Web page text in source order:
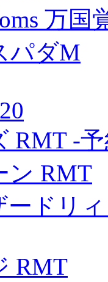
万
パダM
RMT -
ン RMT
ードリ
RMT